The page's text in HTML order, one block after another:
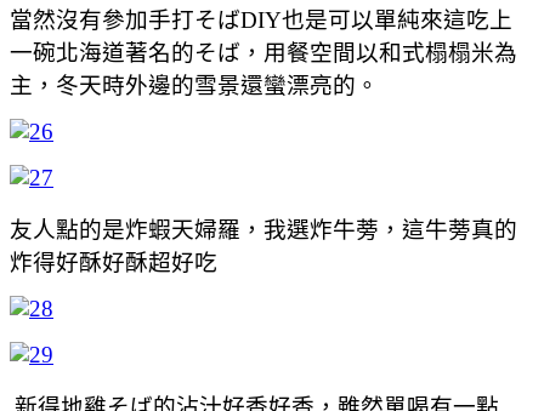
當然沒有參加手打そばDIY也是可以單純來這吃上
一碗北海道著名的そば，用餐空間以和式榻榻米為
主，冬天時外邊的雪景還蠻漂亮的。
友人點的是炸蝦天婦羅，我選炸牛蒡，這牛蒡真的
炸得好酥好酥超好吃